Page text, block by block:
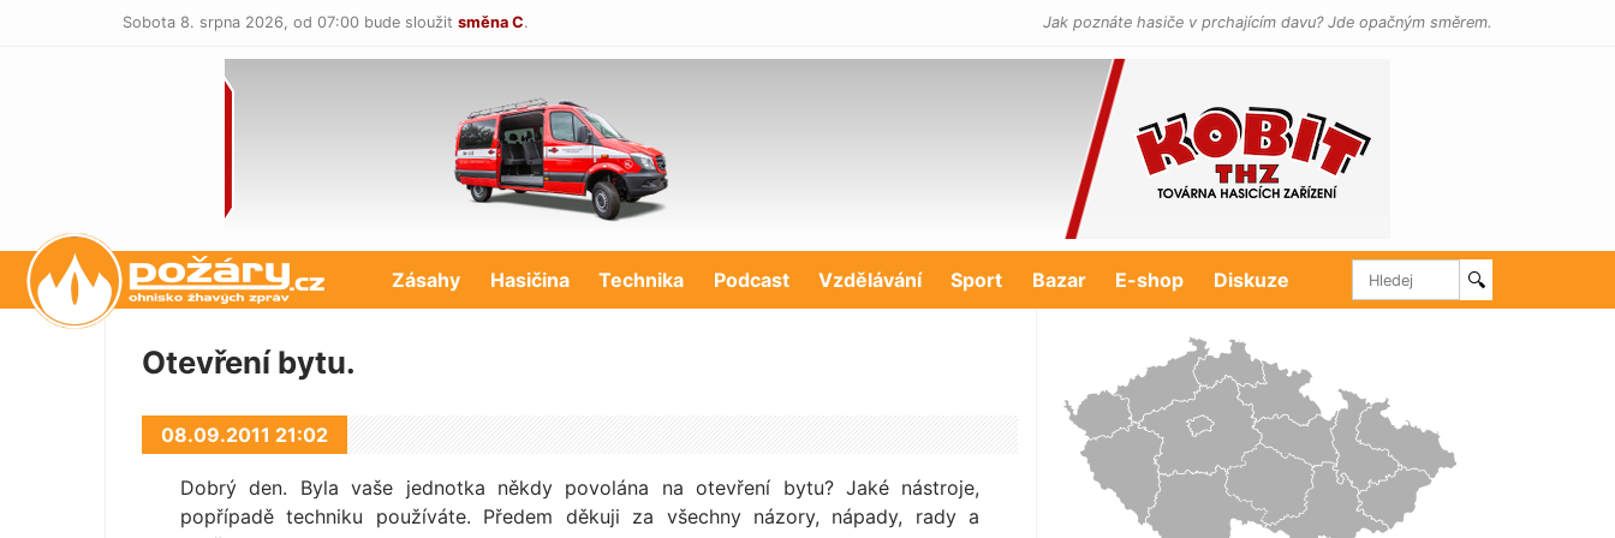
Sobota 8. srpna 2026, od 07:00 bude sloužit směna C. Jak poznáte hasiče v prchajícím davu? Jde opačným směrem.
POŽÁRY.cz Zásahy Hasičina Technika Podcast Vzdělávání Sport Bazar E-shop Diskuze 🔍
Otevření bytu.
08.09.2011 21:02
Dobrý den. Byla vaše jednotka někdy povolána na otevření bytu? Jaké nástroje,
popřípadě techniku používáte. Předem děkuji za všechny názory, nápady, rady a